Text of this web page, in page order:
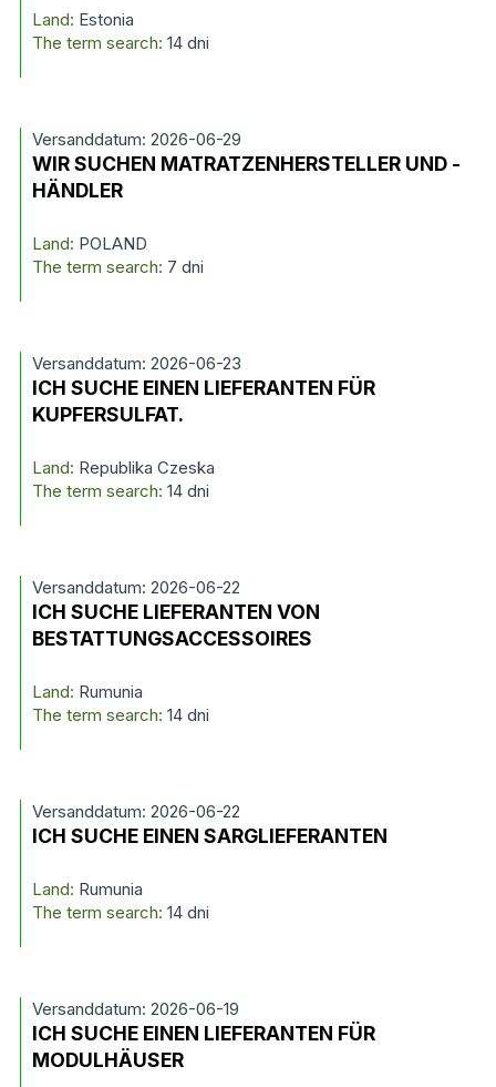
Land: Estonia
The term search: 14 dni
Versanddatum: 2026-06-29
WIR SUCHEN MATRATZENHERSTELLER UND -
HÄNDLER
Land: POLAND
The term search: 7 dni
Versanddatum: 2026-06-23
ICH SUCHE EINEN LIEFERANTEN FÜR
KUPFERSULFAT.
Land: Republika Czeska
The term search: 14 dni
Versanddatum: 2026-06-22
ICH SUCHE LIEFERANTEN VON
BESTATTUNGSACCESSOIRES
Land: Rumunia
The term search: 14 dni
Versanddatum: 2026-06-22
ICH SUCHE EINEN SARGLIEFERANTEN
Land: Rumunia
The term search: 14 dni
Versanddatum: 2026-06-19
ICH SUCHE EINEN LIEFERANTEN FÜR
MODULHÄUSER